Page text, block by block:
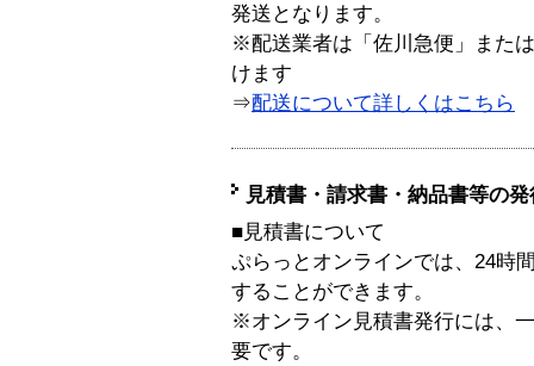
発送となります。
※配送業者は「佐川急便」また
けます
⇒配送について詳しくはこちら
見積書・請求書・納品書等の
■見積書について
ぷらっとオンラインでは、24時
することができます。
※オンライン見積書発行には、
要です。